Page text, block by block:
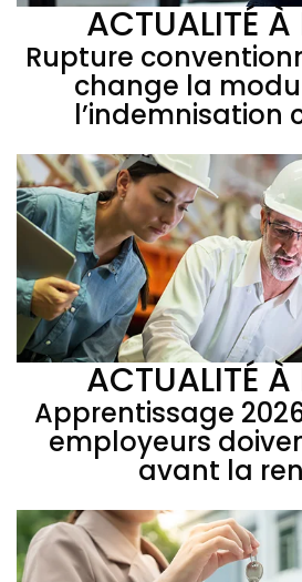
ACTUALITÉ À
Rupture
change la
l’indemnisation
ACTUALITÉ À
Apprentissage
employeurs
avant la